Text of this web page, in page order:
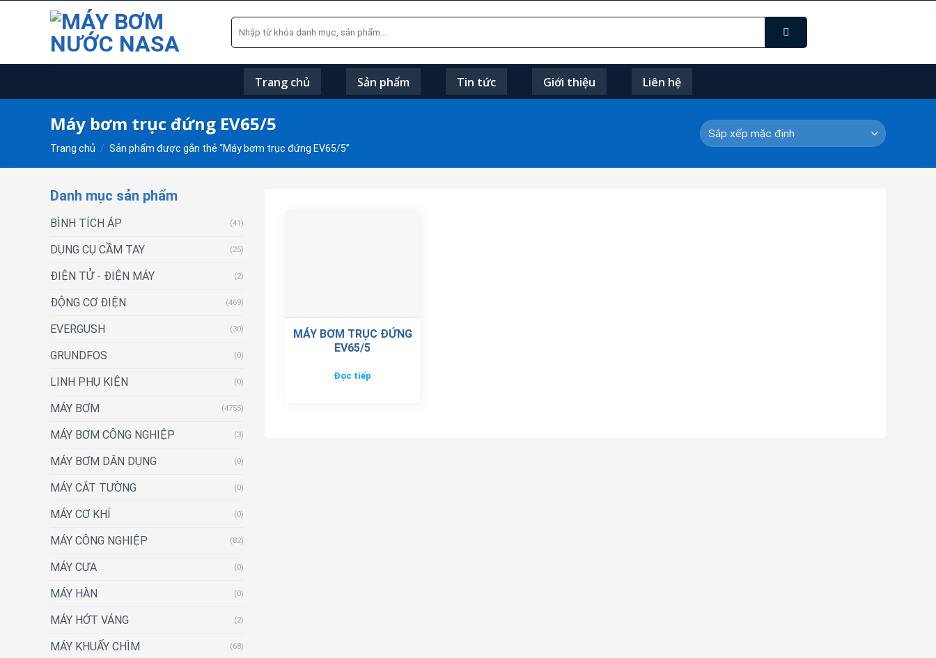
Tìm
kiếm:
Trang chủ Sản phẩm Tin tức Giới thiệu Liên hệ
Máy bơm trục đứng EV65/5
Trang chủ / Sản phẩm được gắn thẻ “Máy bơm trục đứng EV65/5”
Danh mục sản phẩm
BÌNH TÍCH ÁP (41)
DỤNG CỤ CẦM TAY (25)
ĐIỆN TỬ - ĐIỆN MÁY (2)
ĐỘNG CƠ ĐIỆN (469)
EVERGUSH (30)
GRUNDFOS (0)
LINH PHỤ KIỆN (0)
MÁY BƠM (4755)
MÁY BƠM CÔNG NGHIỆP (3)
MÁY BƠM DÂN DỤNG (0)
MÁY CẮT TƯỜNG (0)
MÁY CƠ KHÍ (0)
MÁY CÔNG NGHIỆP (82)
MÁY CƯA (0)
MÁY HÀN (0)
MÁY HỚT VÁNG (2)
MÁY KHUẤY CHÌM (68)
MÁY BƠM TRỤC ĐỨNG
EV65/5
Đọc tiếp